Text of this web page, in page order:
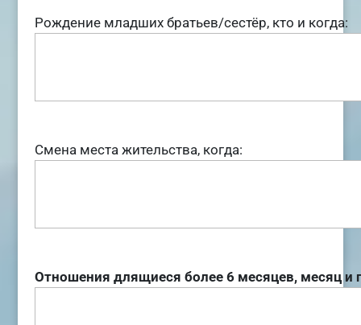
Рождение младших братьев/сестёр, кто и когда:
Смена места жительства, когда:
Отношения длящиеся более 6 месяцев, месяц и